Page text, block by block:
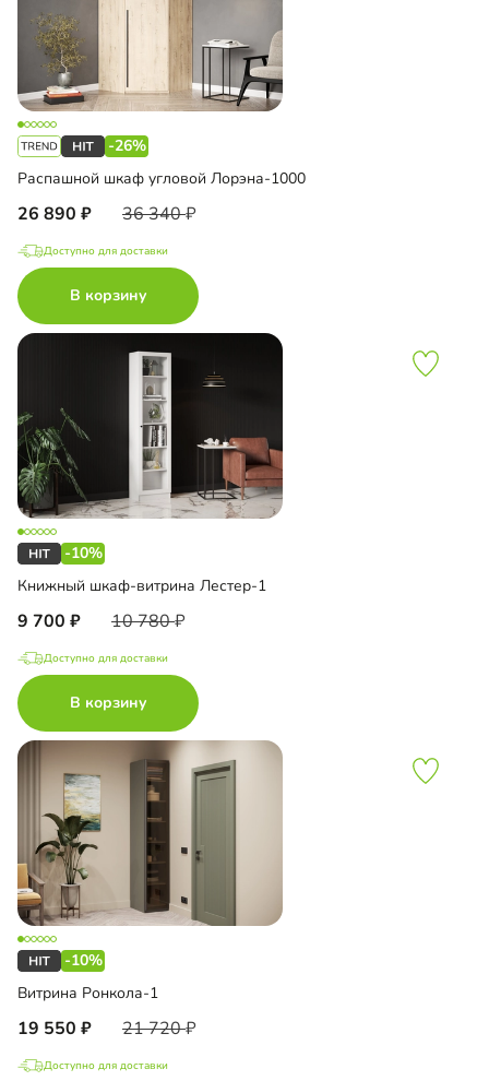
-26%
Распашной шкаф угловой Лорэна-1000
26 890 36 340
Доступно для доставки
В корзину
-10%
Книжный шкаф-витрина Лестер-1
9 700 10 780
Доступно для доставки
В корзину
-10%
Витрина Ронкола-1
19 550 21 720
Доступно для доставки